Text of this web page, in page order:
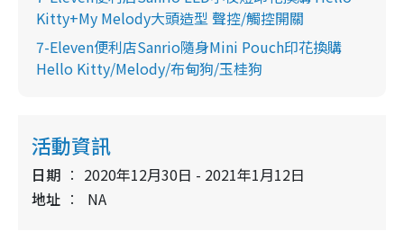
Kitty+My Melody大頭造型 聲控/觸控開關
7-Eleven便利店Sanrio隨身Mini Pouch印花換購
Hello Kitty/Melody/布甸狗/玉桂狗
活動資訊
日期
2020年12月30日 - 2021年1月12日
地址
NA